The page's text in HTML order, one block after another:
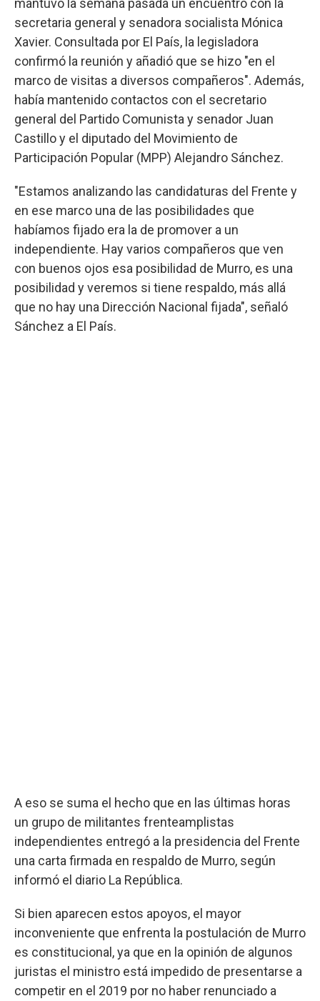
mantuvo la semana pasada un encuentro con la
secretaria general y senadora socialista Mónica
Xavier. Consultada por El País, la legisladora
confirmó la reunión y añadió que se hizo "en el
marco de visitas a diversos compañeros". Además,
había mantenido contactos con el secretario
general del Partido Comunista y senador Juan
Castillo y el diputado del Movimiento de
Participación Popular (MPP) Alejandro Sánchez.
"Estamos analizando las candidaturas del Frente y
en ese marco una de las posibilidades que
habíamos fijado era la de promover a un
independiente. Hay varios compañeros que ven
con buenos ojos esa posibilidad de Murro, es una
posibilidad y veremos si tiene respaldo, más allá
que no hay una Dirección Nacional fijada", señaló
Sánchez a El País.
A eso se suma el hecho que en las últimas horas
un grupo de militantes frenteamplistas
independientes entregó a la presidencia del Frente
una carta firmada en respaldo de Murro, según
informó el diario La República.
Si bien aparecen estos apoyos, el mayor
inconveniente que enfrenta la postulación de Murro
es constitucional, ya que en la opinión de algunos
juristas el ministro está impedido de presentarse a
competir en el 2019 por no haber renunciado a